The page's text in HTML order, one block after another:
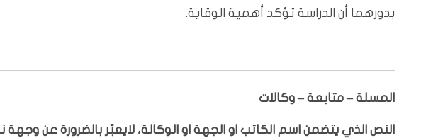
بدورهما أن الدراسة تؤكد أهمية الوقاية.
المسلة – متابعة – وكالات
النص الذي يتضمن اسم الكاتب او الجهة او الوكالة، لايعبّر بالضرورة عن